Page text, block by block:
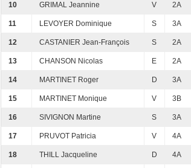
10 GRIMAL Jeannine V 2A
11 LEVOYER Dominique S 3A
12 CASTANIER Jean-François S 2A
13 CHANSON Nicolas E 2A
14 MARTINET Roger D 3A
15 MARTINET Monique V 3B
16 SIVIGNON Martine S 3A
17 PRUVOT Patricia V 4A
18 THILL Jacqueline D 4A